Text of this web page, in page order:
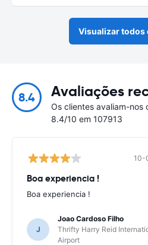
Visualizar todos
8.4 Avaliações
Os clientes avaliam-nos
8.4/10 em 107913
10-
Boa experiencia !
Boa experiencia !
J
Joao Cardoso Filho
Thrifty Harry Reid
Airport